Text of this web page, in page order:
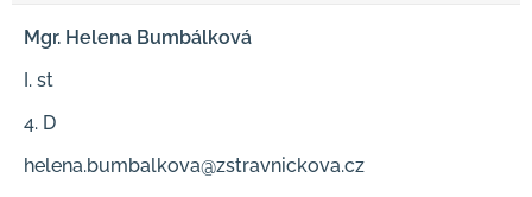
Mgr. Helena Bumbálková
I. st
4. D
helena.bumbalkova@zstravnickova.cz